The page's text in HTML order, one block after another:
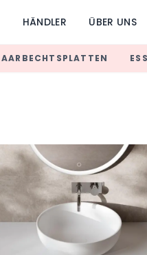
HÄNDLER ÜBER UNS
AARBECHTSPLATTEN